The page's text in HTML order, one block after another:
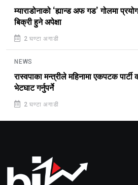
म्याराडोनाको ‘ह्यान्ड अफ गड’ गोलमा
बिक्री हुने अपेक्षा
2 घण्टा अगाडी
NEWS
रास्वपाका मन्त्रीले महिनामा एकपटक पार्टी
भेटघाट गर्नुपर्ने
2 घण्टा अगाडी